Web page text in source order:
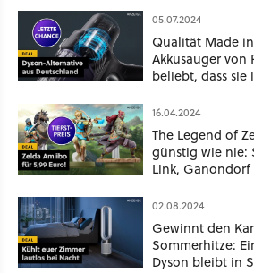
05.07.2024
Qualität Made
Akkusauger von
beliebt, dass sie
16.04.2024
The Legend of
günstig wie nie:
Link,
02.08.2024
Gewinnt den
Sommerhitze:
Dyson bleibt in